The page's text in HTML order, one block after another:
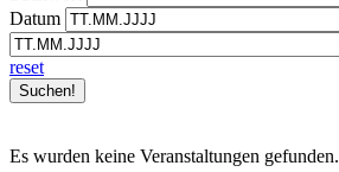
Datum
reset
Es wurden keine Veranstaltungen gefunden.